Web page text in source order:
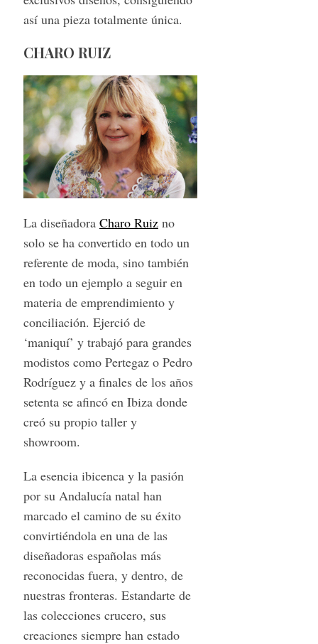
así una pieza totalmente única.
CHARO RUIZ
La diseñadora Charo Ruizno
solo se ha convertido en todo un
referente de moda, sino también
en todo un ejemplo a seguir en
materia de emprendimiento y
conciliación. Ejerció de
‘maniquí’ y trabajó para grandes
modistos como Pertegaz o Pedro
Rodríguez y a finales de los años
setenta se afincó en Ibiza donde
creó su propio taller y
showroom.
La esencia ibicenca y la pasión
por su Andalucía natal han
marcado el camino de su éxito
convirtiéndola en una de las
diseñadoras españolas más
reconocidas fuera, y dentro, de
nuestras fronteras. Estandarte de
las colecciones crucero, sus
creaciones siempre han estado